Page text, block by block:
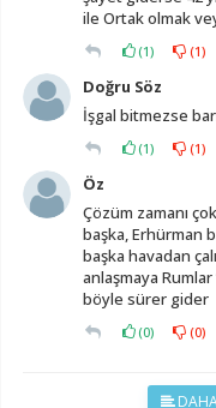
ile Ortak olmak
(1) (1)
Doğru Söz
İşgal bitmezse
(1) (1)
Öz
Çözüm zamanı
başka, Erhürman
başka havadan
anlaşmaya
böyle sürer gider
(0) (0)